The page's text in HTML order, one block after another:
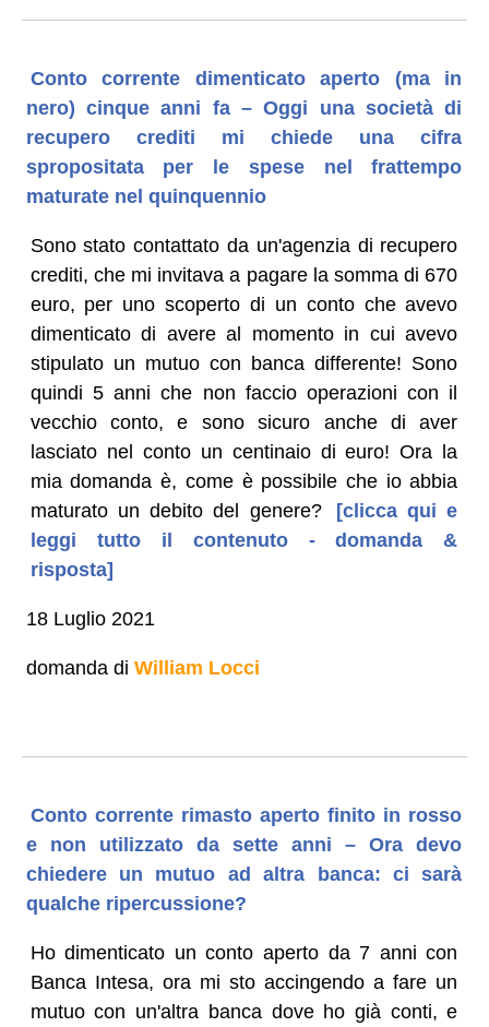
Conto corrente dimenticato aperto (ma in
nero) cinque anni fa – Oggi una società di
recupero crediti mi chiede una cifra
spropositata per le spese nel frattempo
maturate nel quinquennio
Sono stato contattato da un'agenzia di recupero
crediti, che mi invitava a pagare la somma di 670
euro, per uno scoperto di un conto che avevo
dimenticato di avere al momento in cui avevo
stipulato un mutuo con banca differente! Sono
quindi 5 anni che non faccio operazioni con il
vecchio conto, e sono sicuro anche di aver
lasciato nel conto un centinaio di euro! Ora la
mia domanda è, come è possibile che io abbia
maturato un debito del genere?
[clicca qui e
leggi tutto il contenuto - domanda &
risposta]
18 Luglio 2021
domanda di William Locci
Conto corrente rimasto aperto finito in rosso
e non utilizzato da sette anni – Ora devo
chiedere un mutuo ad altra banca: ci sarà
qualche ripercussione?
Ho dimenticato un conto aperto da 7 anni con
Banca Intesa, ora mi sto accingendo a fare un
mutuo con un'altra banca dove ho già conti, e